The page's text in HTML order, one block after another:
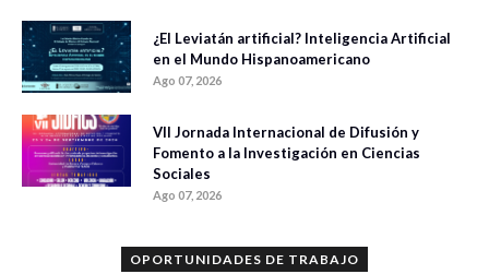
¿El Leviatán artificial? Inteligencia Artificial
en el Mundo Hispanoamericano
Ago 07, 2026
VII Jornada Internacional de Difusión y
Fomento a la Investigación en Ciencias
Sociales
Ago 07, 2026
OPORTUNIDADES DE TRABAJO